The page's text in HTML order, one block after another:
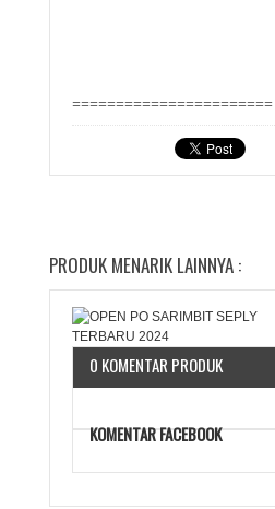
=======================
PRODUK MENARIK LAINNYA :
0 KOMENTAR PRODUK
KOMENTAR FACEBOOK